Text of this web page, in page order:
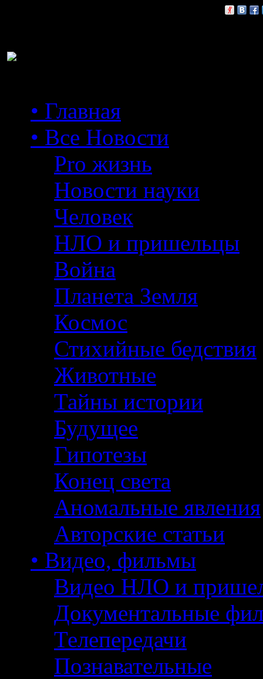
• Главная
• Все Новости
Pro жизнь
Новости науки
Человек
НЛО и пришельцы
Война
Планета Земля
Космос
Стихийные бедствия
Животные
Тайны истории
Будущее
Гипотезы
Конец света
Аномальные явления
Авторские статьи
• Видео, фильмы
Видео НЛО и
Документальные
Телепередачи
Познавательные